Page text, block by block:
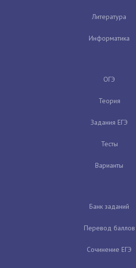
Литература
Информатика
ОГЭ
Теория
Задания ЕГЭ
Тесты
Варианты
Банк заданий
Перевод баллов
Сочинение ЕГЭ